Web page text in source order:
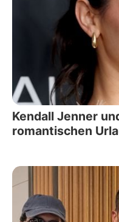
Kendall Jenner
romantischen